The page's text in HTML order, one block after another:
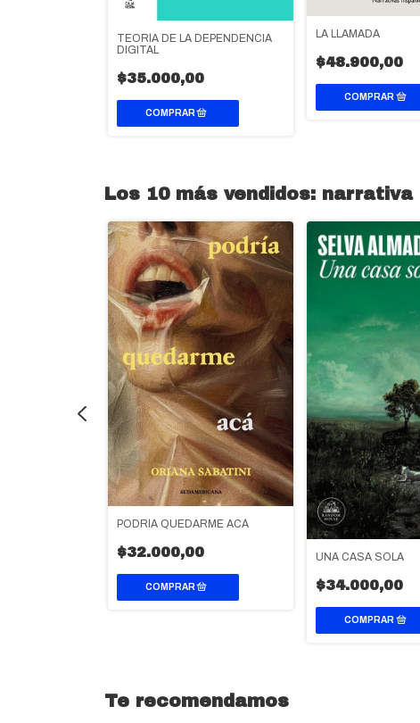
TEORÍA DE LA DEPENDENCIA
DIGITAL
$35.000,00
LA LLAMADA
$48.900,00
Los 10 más vendidos: narrativa
PODRÍA QUEDARME ACÁ
$32.000,00 UNA CASA SOLA
$34.000,00
Te recomendamos